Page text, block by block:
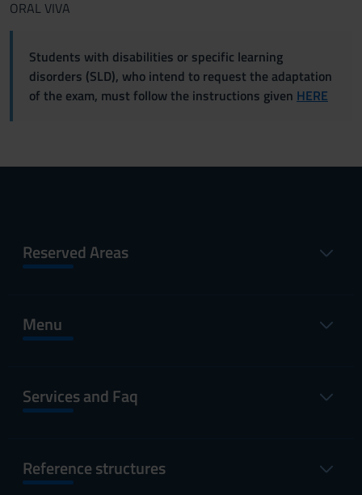
ORAL VIVA
Students with disabilities or specific learning
disorders (SLD), who intend to request the adaptation
of the exam, must follow the instructions given HERE
Reserved Areas
Menu
Services and Faq
Reference structures